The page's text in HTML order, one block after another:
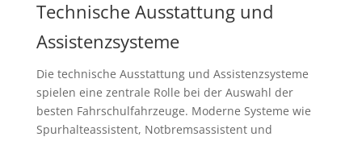
Technische Ausstattung und
Assistenzsysteme
Die technische Ausstattung und Assistenzsysteme
spielen eine zentrale Rolle bei der Auswahl der
besten Fahrschulfahrzeuge. Moderne Systeme wie
Spurhalteassistent, Notbremsassistent und